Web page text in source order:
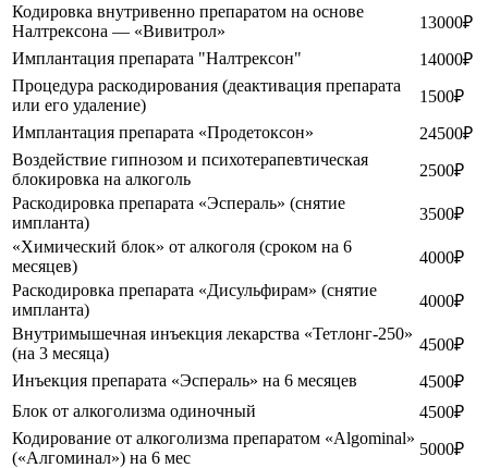
Кодировка внутривенно препаратом на основе
Налтрексона — «Вивитрол»
13000₽
Имплантация препарата "Налтрексон"
14000₽
Процедура раскодирования (деактивация препарата
или его удаление)
1500₽
Имплантация препарата «Продетоксон»
24500₽
Воздействие гипнозом и психотерапевтическая
блокировка на алкоголь
2500₽
Раскодировка препарата «Эспераль» (снятие
импланта)
3500₽
«Химический блок» от алкоголя (сроком на 6
месяцев)
4000₽
Раскодировка препарата «Дисульфирам» (снятие
импланта)
4000₽
Внутримышечная инъекция лекарства «Тетлонг-250»
(на 3 месяца)
4500₽
Инъекция препарата «Эспераль» на 6 месяцев
4500₽
Блок от алкоголизма одиночный
4500₽
Кодирование от алкоголизма препаратом «Algominal»
(«Алгоминал») на 6 мес
5000₽